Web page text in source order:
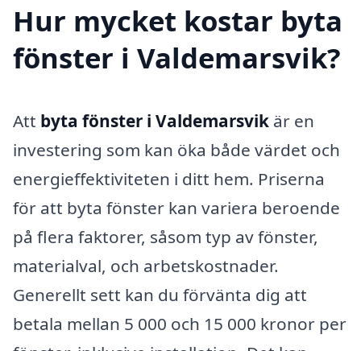
Hur mycket kostar byta
fönster i Valdemarsvik?
Att byta fönster i Valdemarsvik är en
investering som kan öka både värdet och
energieffektiviteten i ditt hem. Priserna
för att byta fönster kan variera beroende
på flera faktorer, såsom typ av fönster,
materialval, och arbetskostnader.
Generellt sett kan du förvänta dig att
betala mellan 5 000 och 15 000 kronor per